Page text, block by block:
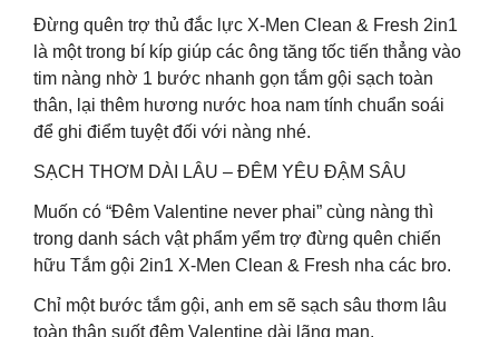
Đừng quên trợ thủ đắc lực X-Men Clean & Fresh 2in1
là một trong bí kíp giúp các ông tăng tốc tiến thẳng vào
tim nàng nhờ 1 bước nhanh gọn tắm gội sạch toàn
thân, lại thêm hương nước hoa nam tính chuẩn soái
để ghi điểm tuyệt đối với nàng nhé.
SẠCH THƠM DÀI LÂU – ĐÊM YÊU ĐẬM SÂU
Muốn có “Đêm Valentine never phai” cùng nàng thì
trong danh sách vật phẩm yểm trợ đừng quên chiến
hữu Tắm gội 2in1 X-Men Clean & Fresh nha các bro.
Chỉ một bước tắm gội, anh em sẽ sạch sâu thơm lâu
toàn thân suốt đêm Valentine dài lãng mạn.